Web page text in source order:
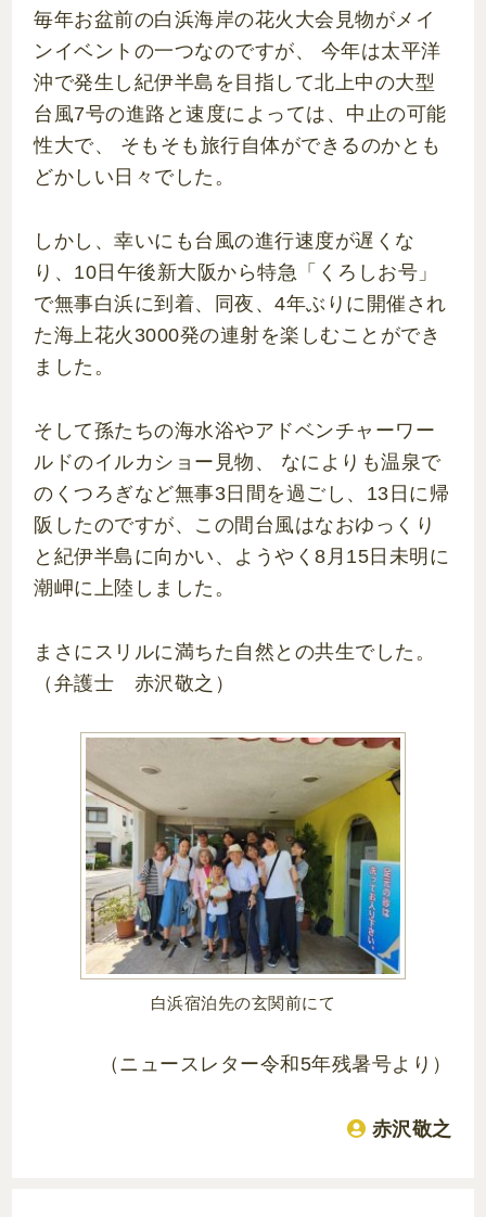
毎年お盆前の白浜海岸の花火大会見物がメイ
ンイベントの一つなのですが、 今年は太平洋
沖で発生し紀伊半島を目指して北上中の大型
台風7号の進路と速度によっては、中止の可能
性大で、 そもそも旅行自体ができるのかとも
どかしい日々でした。
しかし、幸いにも台風の進行速度が遅くな
り、10日午後新大阪から特急「くろしお号」
で無事白浜に到着、同夜、4年ぶりに開催され
た海上花火3000発の連射を楽しむことができ
ました。
そして孫たちの海水浴やアドベンチャーワー
ルドのイルカショー見物、 なによりも温泉で
のくつろぎなど無事3日間を過ごし、13日に帰
阪したのですが、この間台風はなおゆっくり
と紀伊半島に向かい、ようやく8月15日未明に
潮岬に上陸しました。
まさにスリルに満ちた自然との共生でした。
（弁護士 赤沢敬之）
白浜宿泊先の玄関前にて
（ニュースレター令和5年残暑号より）
赤沢敬之